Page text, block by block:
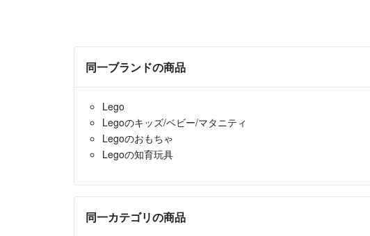
同一ブランドの商品
Lego
Legoのキッズ/ベビー/マタニティ
Legoのおもちゃ
Legoの知育玩具
同一カテゴリの商品